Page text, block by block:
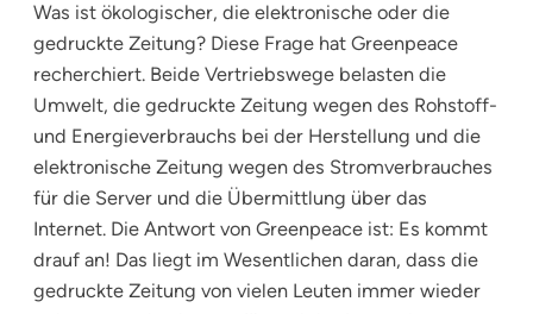
Was ist ökologischer, die elektronische oder die
gedruckte Zeitung? Diese Frage hat Greenpeace
recherchiert. Beide Vertriebswege belasten die
Umwelt, die gedruckte Zeitung wegen des Rohstoff-
und Energieverbrauchs bei der Herstellung und die
elektronische Zeitung wegen des Stromverbrauches
für die Server und die Übermittlung über das
Internet. Die Antwort von Greenpeace ist: Es kommt
drauf an! Das liegt im Wesentlichen daran, dass die
gedruckte Zeitung von vielen Leuten immer wieder